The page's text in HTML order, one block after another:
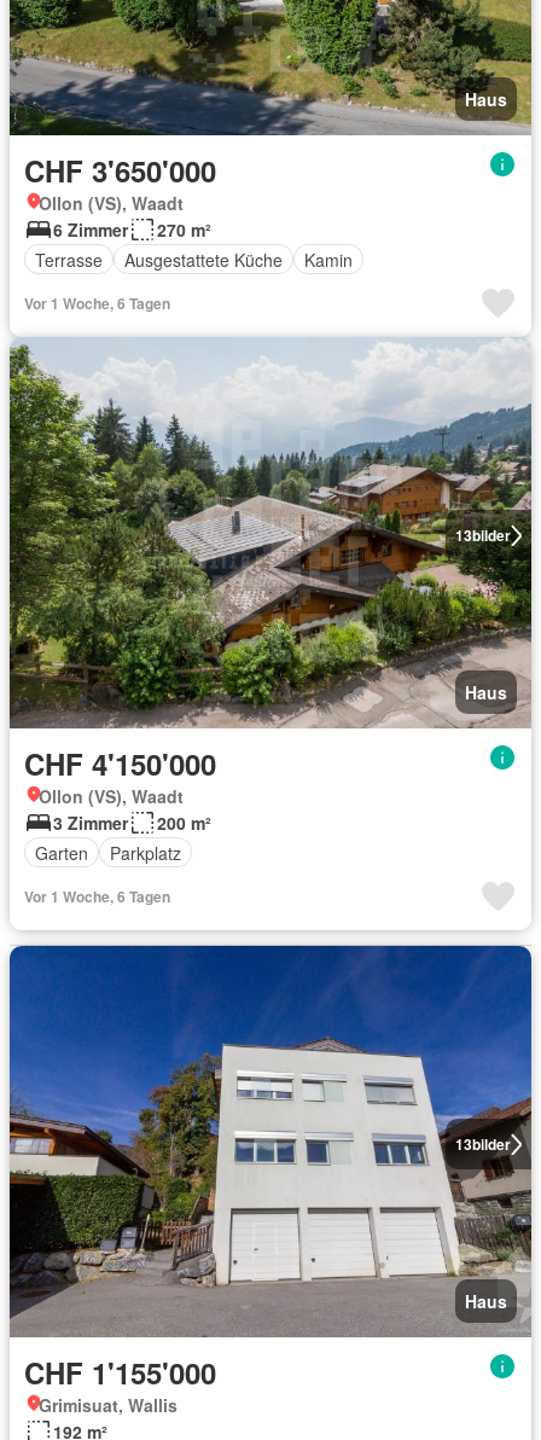
Haus
CHF 3'650'000
Ollon (VS), Waadt
6 Zimmer
270 m²
Terrasse
Ausgestattete Küche Kamin
Vor 1 Woche, 6 Tagen
13bilder
Haus
CHF 4'150'000
Ollon (VS), Waadt
3 Zimmer
200 m²
Garten
Parkplatz
Vor 1 Woche, 6 Tagen
13bilder
Haus
CHF 1'155'000
Grimisuat, Wallis
192 m²